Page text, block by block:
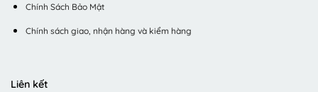
Chính Sách Bảo Mật
Chính sách giao, nhận hàng và kiểm hàng
Liên kết